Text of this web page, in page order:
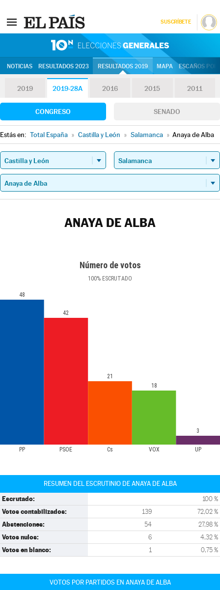
SUSCRÍBETE
NOTICIAS RESULTADOS 2023 RESULTADOS 2019 MAPA ESCAÑOS
2019 2019-28A 2016 2015 2011
CONGRESO SENADO
Estás en: Total España » Castilla y León » Salamanca » Anaya de Alba
ANAYA DE ALBA
Número de votos
100% ESCRUTADO
PP PSOE Cs VOX UP
48
42
21
18
3
RESUMEN DEL ESCRUTINIO DE ANAYA DE ALBA
Escrutado: 100 %
Votos contabilizados: 139 72,02 %
Abstenciones: 54 27,98 %
Votos nulos: 6 4,32 %
Votos en blanco: 1 0,75 %
VOTOS POR PARTIDOS EN ANAYA DE ALBA